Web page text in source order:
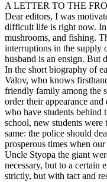
A LETTER TO THE
Dear editors, I was
difficult life is right now. In
mushrooms, and fishing.
interruptions in the supply
husband is an ensign. But
In the short biography of
Valov, who knows
friendly family among the
order their appearance
who have students behind
school, new students
same: the police should
prosperous times when
Uncle Styopa the giant
necessary, but to a certain
strictly, but with tact and